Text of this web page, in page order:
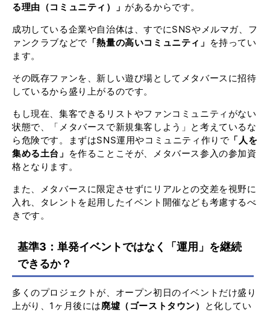
る理由（コミュニティ）」 があるからです。
成功している企業や自治体は、すでにSNSやメルマガ、フ
ァンクラブなどで 「熱量の高いコミュニティ」 を持ってい
ます。
その既存ファンを、新しい遊び場としてメタバースに招待
しているから盛り上がるのです。
もし現在、集客できるリストやファンコミュニティがない
状態で、「メタバースで新規集客しよう」と考えているな
ら危険です。まずはSNS運用やコミュニティ作りで 「人を
集める土台」 を作ることこそが、メタバース参入の参加資
格となります。
また、メタバースに限定させずにリアルとの交差を視野に
入れ、タレントを起用したイベント開催なども考慮するべ
きです。
基準3：単発イベントではなく「運用」を継続
できるか？
多くのプロジェクトが、オープン初日のイベントだけ盛り
上がり、1ヶ月後には廃墟（ゴーストタウン）
と化してい